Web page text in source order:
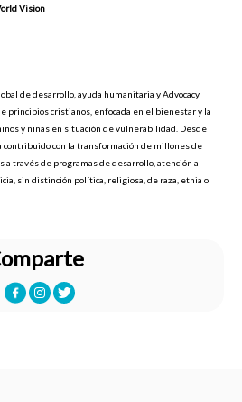
Vision
de desarrollo, ayuda humanitaria y Advocacy
principios cristianos, enfocada en el bienestar y la
y niñas en situación de vulnerabilidad. Desde
con la transformación de millones de
a través de programas de desarrollo, atención a
sin distinción política, religiosa, de raza, etnia o